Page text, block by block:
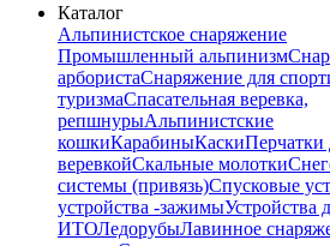
Каталог
Альпинистское снаряжение
Промышленный альпинизм
арбористаСнаряжение для
туризмаСпасательная веревка,
репшнурыАльпинистские
кошкиКарабиныКаскиПерчатки
веревкойСкальные молотки
системы (привязь)Спусковые
устройства -зажимыУстройства
ИТОЛедорубыЛавинное